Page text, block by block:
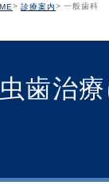
診療案内 一般歯科
歯治